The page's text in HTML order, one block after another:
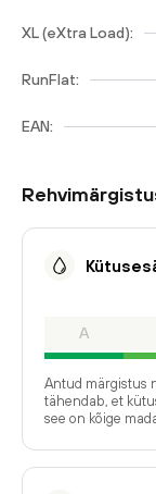
XL (eXtra Load):
RunFlat:
EAN:
A
Antud märgistus
tähendab, et
see on kõige